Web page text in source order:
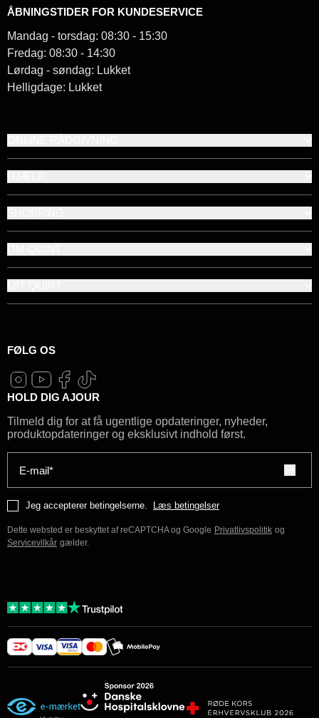
ÅBNINGSTIDER FOR KUNDESERVICE
Mandag - torsdag: 08:30 - 15:30
Fredag: 08:30 - 14:30
Lørdag - søndag: Lukket
Helligdage: Lukket
FØLG OS
HOLD DIG AJOUR
Tilmeld dig for at få ugentlige opdateringer, nyheder,
produktopdateringer og eksklusivt indhold først.
E-mail*
Jeg accepterer betingelserne. Læs betingelser
Dette websted er beskyttet af reCAPTCHA og Google Privatlivspolitik og
Servicevilkår gælder.